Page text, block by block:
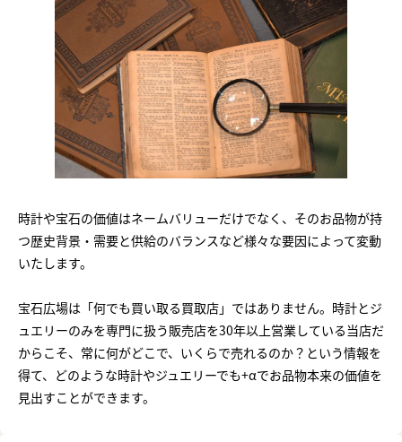
時計や宝石の価値はネームバリューだけでなく、そのお品物が持
つ歴史背景・需要と供給のバランスなど様々な要因によって変動
いたします。
宝石広場は「何でも買い取る買取店」ではありません。時計とジ
ュエリーのみを専門に扱う販売店を30年以上営業している当店だ
からこそ、常に何がどこで、いくらで売れるのか？という情報を
得て、どのような時計やジュエリーでも+αでお品物本来の価値を
見出すことができます。